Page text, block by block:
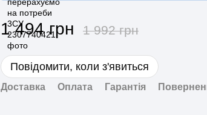
1 494 грн 1 992 грн
Повідомити, коли з'явиться
Доставка Оплата Гарантія